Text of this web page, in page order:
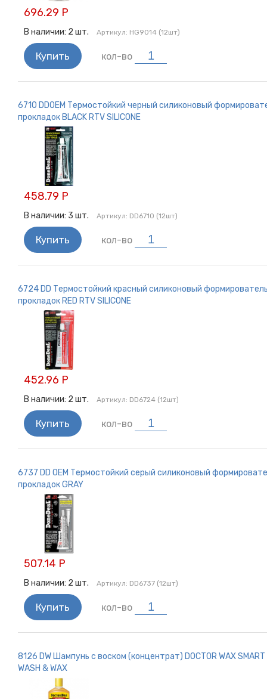
696.29 Р
В наличии: 2 шт. Артикул: HG9014 (12шт)
Купить кол-во
6710 DDОЕМ Термостойкий черный силиконовый
прокладок BLACK RTV SILICONE
458.79 Р
В наличии: 3 шт. Артикул: DD6710 (12шт)
Купить кол-во
6724 DD Термостойкий красный силиконовый
прокладок RED RTV SILICONE
452.96 Р
В наличии: 2 шт. Артикул: DD6724 (12шт)
Купить кол-во
6737 DD ОЕМ Термостойкий серый силиконовый
прокладок GRAY
507.14 Р
В наличии: 2 шт. Артикул: DD6737 (12шт)
Купить кол-во
8126 DW Шампунь с воском (концентрат) DOCTOR WAX SMART
WASH & WAX